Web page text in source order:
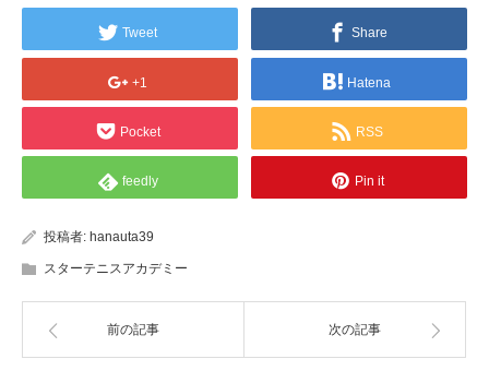
Tweet Share
+1 Hatena
Pocket RSS
feedly Pin it
投稿者: hanauta39
スターテニスアカデミー
前の記事 次の記事